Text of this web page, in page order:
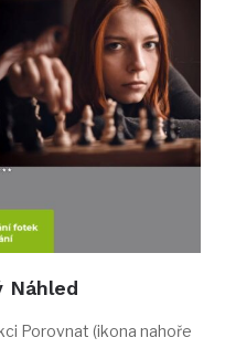
Náhled
Porovnat (ikona nahoře